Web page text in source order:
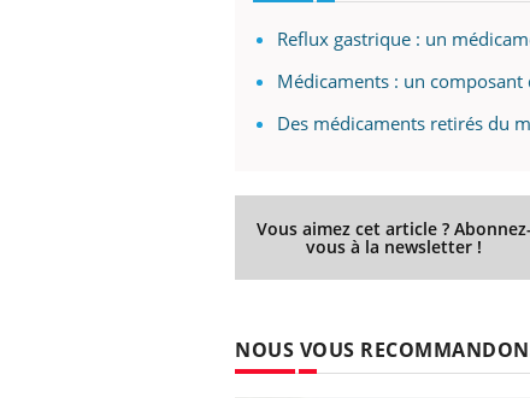
Reflux gastrique : un
Médicaments : un
Des médicaments retirés du
Vous aimez cet article ? Abonnez-
vous à la newsletter !
NOUS VOUS